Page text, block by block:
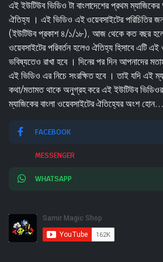
এই ইউটিউব ভিডিও টা বাংলাদেশের প্রথম
ঐতিহ্য । এই ভিডিও এই ওয়েবসাইটের পরিচিতির
(ইউটিউব প্রকাশ ৪/১/১৮), আজ থেকে কত বছর
ওয়েবসাইটের পরিবর্তন হলেও ঐতিহ্য হিসাবে এটি এই
ভবিষ্যতেও রাখা হবে । দিনের পর দিন আপনাদের
এই ভিডিও এর নিচে সংরক্ষিত হবে । তাই যদি এই
কথা/মতামত থাকে অনুগ্রহ করে এই ইউটিউব
ম্যাজিকের বাংলা ওয়েবসাইটের ঐতিহ্যের অংশ হোন...
FACEBOOK
MESSENGER
WHATSAPP